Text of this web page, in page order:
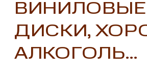
ВИНИЛОВЫЕ
ДИСКИ,
АЛКОГОЛЬ…